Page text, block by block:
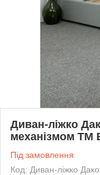
Диван-ліжко
механізмом ТМ
Під замовлення
Код: Диван-ліжко